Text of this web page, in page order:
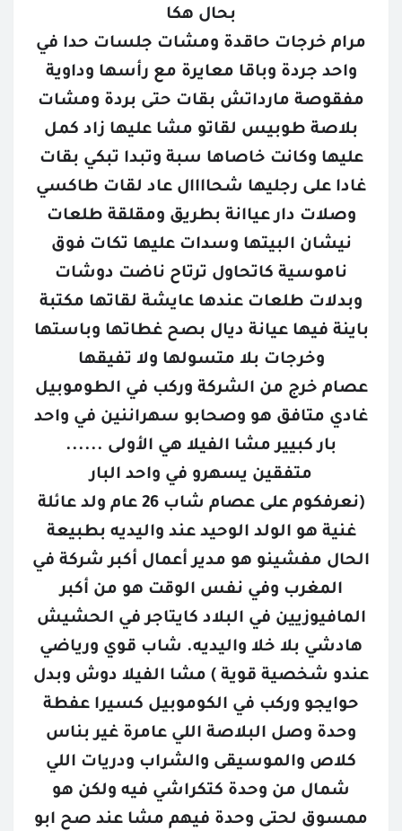
بحال هكا
مرام خرجات حاقدة ومشات جلسات حدا في
واحد جردة وباقا معايرة مع رأسها وداوية
مفقوصة مارداتش بقات حتى بردة ومشات
بلاصة طوبيس لقاتو مشا عليها زاد كمل
عليها وكانت خاصاها سبة وتبدا تبكي بقات
غادا على رجليها شحاااال عاد لقات طاكسي
وصلات دار عياانة بطريق ومقلقة طلعات
نيشان البيتها وسدات عليها تكات فوق
ناموسية كاتحاول ترتاح ناضت دوشات
وبدلات طلعات عندها عايشة لقاتها مكتبة
باينة فيها عيانة ديال بصح غطاتها وباستها
وخرجات بلا متسولها ولا تفيقها
عصام خرج من الشركة وركب في الطوموبيل
غادي متافق هو وصحابو سهراننين في واحد
بار كبيير مشا الفيلا هي الأولى ......
متفقين يسهرو في واحد البار
(نعرفكوم على عصام شاب 26 عام ولد عائلة
غنية هو الولد الوحيد عند واليديه بطبيعة
الحال مفشينو هو مدير أعمال أكبر شركة في
المغرب وفي نفس الوقت هو من أكبر
المافيوزيين في البلاد كايتاجر في الحشيش
هادشي بلا خلا واليديه. شاب قوي ورياضي
عندو شخصية قوية ) مشا الفيلا دوش وبدل
حوايجو وركب في الكوموبيل كسيرا عفطة
وحدة وصل البلاصة اللي عامرة غير بناس
كلاص والموسيقى والشراب ودريات اللي
شمال من وحدة كتكراشي فيه ولكن هو
ممسوق لحتى وحدة فيهم مشا عند صح ابو
القصص المحفوظة